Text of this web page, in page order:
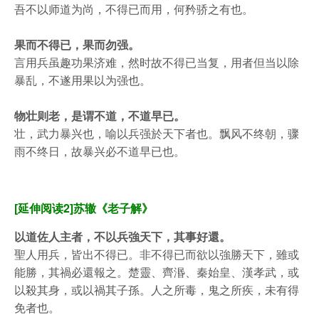
吾不以师道为尚，不得已而用，何矜骄之有也。
果而不得已，果而勿强。
言用兵虽趣功果济难，然时故不得已当复，用者但当以除
暴乱，不遂用果以为强也。
物壮则老，是谓不道，不道早已。
壮，武力暴兴也，喻以兵强於天下者也。飘风不终朝，骤
雨不终日，故暴兴必不道早已也。
[延伸阅读2]苏辙《老子解》
以道佐人主者，不以兵強天下，其事好還。
聖人用兵，皆出不得已。非不得已而欲以強勝天下，雖或
能勝，其禍必還報之。楚靈、齊湣、秦始皇、漢孝武，或
以殺其身，或以禍其子孫。人之所毒，鬼之所疾，未有得
免者也。